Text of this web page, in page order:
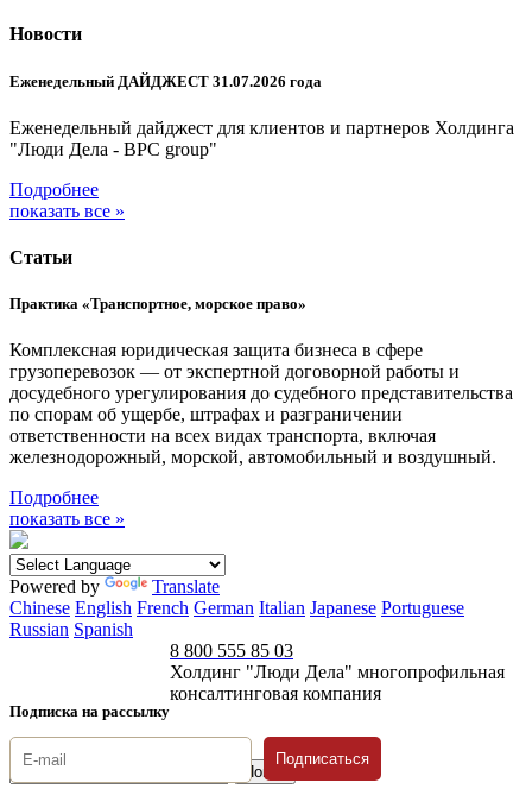
Новости
Еженедельный ДАЙДЖЕСТ 31.07.2026 года
Еженедельный дайджест для клиентов и партнеров Холдинга
"Люди Дела - BPC group"
Подробнее
показать все »
Статьи
Практика «Транспортное, морское право»
Комплексная юридическая защита бизнеса в сфере
грузоперевозок — от экспертной договорной работы и
досудебного урегулирования до судебного представительства
по спорам об ущербе, штрафах и разграничении
ответственности на всех видах транспорта, включая
железнодорожный, морской, автомобильный и воздушный.
Подробнее
показать все »
Powered by
Translate
Chinese English French German Italian Japanese Portuguese
Russian Spanish
Подписка на рассылку
8 800 555 85 03
Холдинг "Люди Дела" многопрофильная
консалтинговая компания
Подписаться